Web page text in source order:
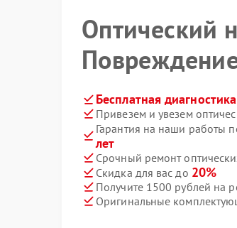
Оптический
Бесплатная диагностика
Привезем и увезем
Гарантия на наши работы
лет
Срочный ремонт
Скидка для вас до 20%
Получите 1500 рублей на
Оригинальные